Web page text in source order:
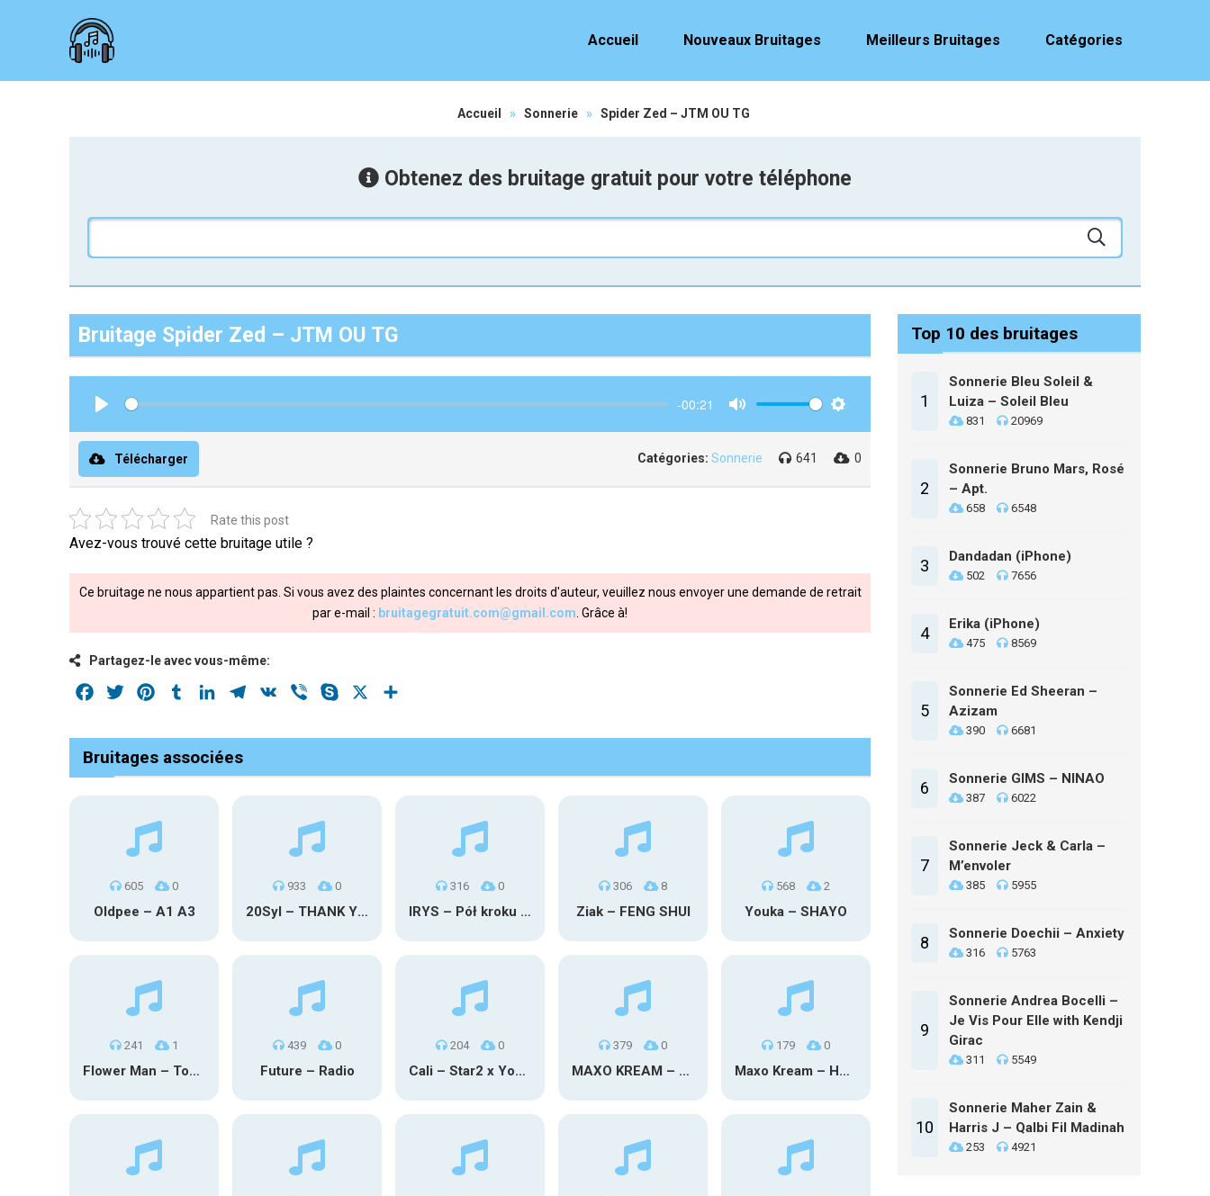
Accueil Nouveaux Bruitages Meilleurs Bruitages Catégories
Accueil » Sonnerie » Spider Zed – JTM OU TG
Obtenez des bruitage gratuit pour votre téléphone
Bruitage Spider Zed – JTM OU TG
-00:21
Télécharger Catégories: Sonnerie 641 0
Rate this post
Avez-vous trouvé cette bruitage utile ?
Ce bruitage ne nous appartient pas. Si vous avez des plaintes concernant les droits d'auteur, veuillez nous envoyer une demande de retrait
par e-mail : bruitagegratuit.com@gmail.com . Grâce à!
Partagez-le avec vous-même:
Facebook
Twitter PinterestTumblrLinkedInTelegram
VK Viber Skype
Bruitages associées
605 0
Oldpee – A1 A3
933 0
20Syl – THANK YOU
316 0
IRYS – Pół kroku stąd
306 8
Ziak – FENG SHUI
568 2
Youka – SHAYO
241 1
Flower Man – Toby Fox
439 0
Future – Radio
204 0
Cali – Star2 x Young Henny
379 0
MAXO KREAM – 6 MONTHS CLEAN
179 0
Maxo Kream – HOW TF I’M LUCKY
Top 10 des bruitages
1
Sonnerie Bleu Soleil &
Luiza – Soleil Bleu
831 20969
2
Sonnerie Bruno Mars, Rosé
– Apt.
658 6548
3 Dandadan (iPhone)
502 7656
4 Erika (iPhone)
475 8569
5
Sonnerie Ed Sheeran –
Azizam
390 6681
6 Sonnerie GIMS – NINAO
387 6022
7
Sonnerie Jeck & Carla –
M’envoler
385 5955
8 Sonnerie Doechii – Anxiety
316 5763
9
Sonnerie Andrea Bocelli –
Je Vis Pour Elle with Kendji
Girac
311 5549
10
Sonnerie Maher Zain &
Harris J – Qalbi Fil Madinah
253 4921